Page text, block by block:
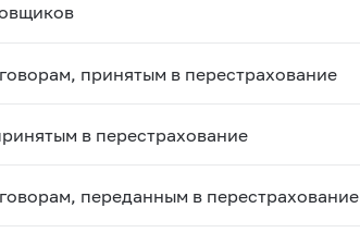
принятым в перестрахование
в перестрахование
переданным в перестрахование